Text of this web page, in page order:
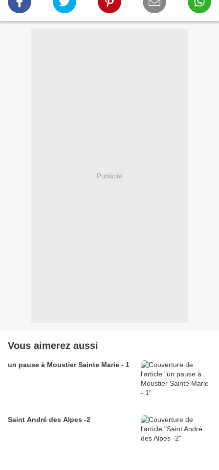
Publicité
Vous aimerez aussi
un pause à Moustier Sainte Marie - 1
Saint André des Alpes -2